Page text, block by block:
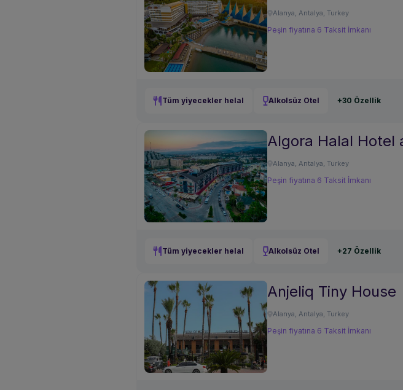
Alanya, Antalya, Turkey
Peşin fiyatına 6 Taksit İmkanı
Tüm yiyecekler helal Alkolsüz Otel +30 Özellik
Algora Halal Hotel
Alanya, Antalya, Turkey
Peşin fiyatına 6 Taksit İmkanı
Tüm yiyecekler helal Alkolsüz Otel +27 Özellik
Anjeliq Tiny House
Alanya, Antalya, Turkey
Peşin fiyatına 6 Taksit İmkanı